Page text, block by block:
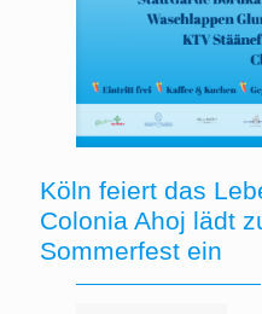
Köln feiert das
Colonia Ahoj lädt
Sommerfest ein